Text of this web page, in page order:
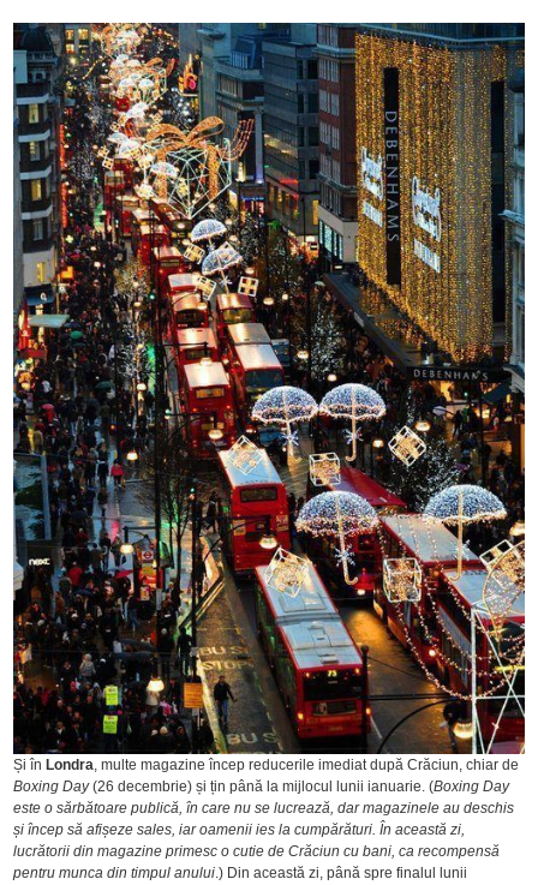
Și în Londra, multe magazine încep reducerile imediat după Crăciun, chiar de
Boxing Day(26 decembrie) și țin până la mijlocul lunii ianuarie. (Boxing Day
este o sărbătoare publică, în care nu se lucrează, dar magazinele au deschis
și încep să afișeze sales, iar oamenii ies la cumpărături. În această zi,
lucrătorii din magazine primesc o cutie de Crăciun cu bani, ca recompensă
pentru munca din timpul anului.) Din această zi, până spre finalul lunii